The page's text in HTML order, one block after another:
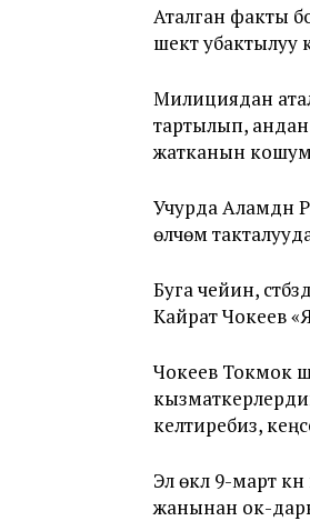
Аталган факты
шектүү
Милициядан
тартылып,
жатканын
Учурда
өлчөмү
Буга чейин,
Кайрат Чокеев
Чокеев Токмок
келтиребиз,
Эл өкүлү 9-март
жанынан ок-дары